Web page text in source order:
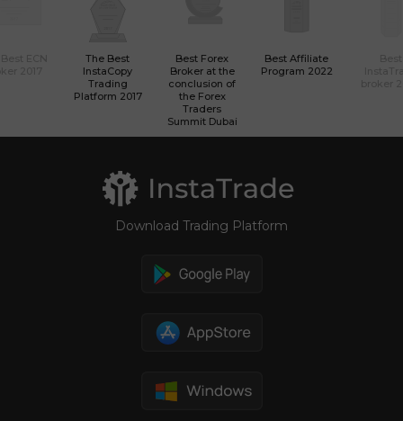
The Best
InstaCopy
Trading
Platform 2017
Best Forex
Broker at the
conclusion of
the Forex
Traders
Summit Dubai
Best Affiliate
Program 2022
Download Trading Platform